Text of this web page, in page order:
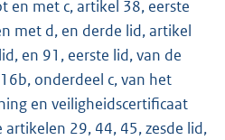
en met c, artikel 38, eerste
met d, en derde lid, artikel
en 91, eerste lid, van de
onderdeel c, van het
en veiligheidscertificaat
29, 44, 45, zesde lid,